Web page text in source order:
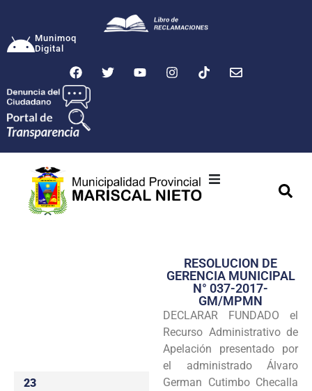
Munimoq
Digital
Transparencia
Seguridad
Programas
Intranet
23
RESOLUCION DE
GERENCIA MUNICIPAL
N° 037-2017-
GM/MPMN
DECLARAR FUNDADO el
Recurso Administrativo de
Apelación presentado por
el administrado Álvaro
German Cutimbo Checalla